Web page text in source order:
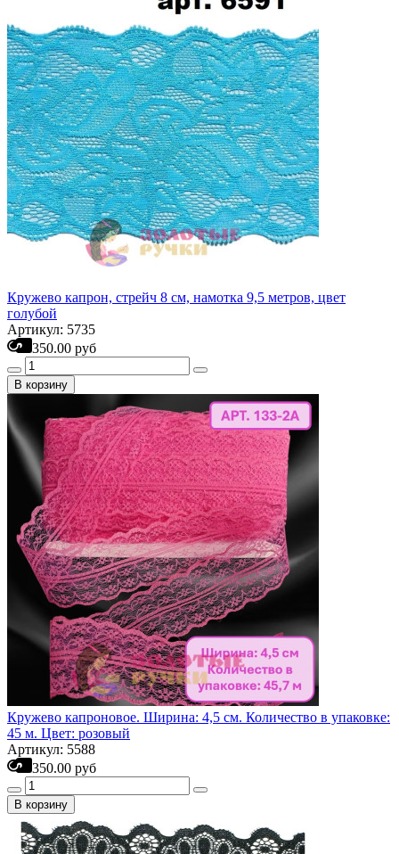
Кружево капрон, стрейч 8 см, намотка 9,5 метров, цвет
голубой
Артикул: 5735
350.00 руб
В корзину
Кружево капроновое. Ширина: 4,5 см. Количество в упаковке:
45 м. Цвет: розовый
Артикул: 5588
350.00 руб
В корзину